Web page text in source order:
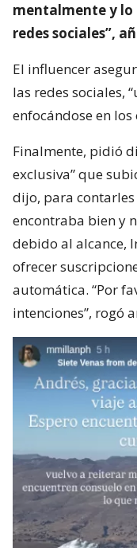
mentalmente y lo
redes sociales”,
El influencer
las redes sociales,
enfocándose en
Finalmente, pidió
exclusiva” que
dijo, para
encontraba bien y
debido al alcance,
ofrecer
automática. “Por
intenciones”, rogó